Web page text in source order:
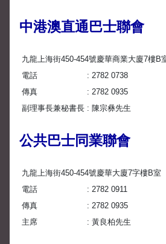
中港澳直通巴士聯會
九龍上海街450-454號慶華商業大廈7樓B
電話
2782 0738
傳真
2782 0935
副理事長兼秘書長
陳宗彝先生
公共巴士同業聯會
九龍上海街450-454號慶華大廈7字樓B室
電話
2782 0911
傳真
2782 0935
主席
黃良柏先生